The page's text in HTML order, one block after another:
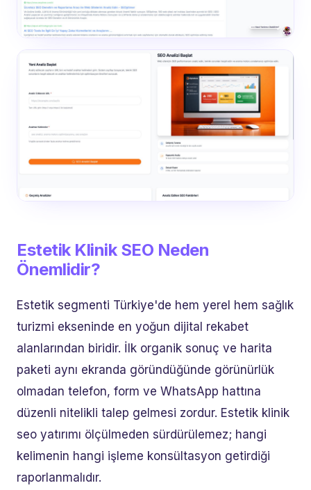
Estetik Klinik SEO Neden
Önemlidir?
Estetik segmenti Türkiye'de hem yerel hem sağlık
turizmi ekseninde en yoğun dijital rekabet
alanlarından biridir. İlk organik sonuç ve harita
paketi aynı ekranda göründüğünde görünürlük
olmadan telefon, form ve WhatsApp hattına
düzenli nitelikli talep gelmesi zordur. Estetik klinik
seo yatırımı ölçülmeden sürdürülemez; hangi
kelimenin hangi işleme konsültasyon getirdiği
raporlanmalıdır.